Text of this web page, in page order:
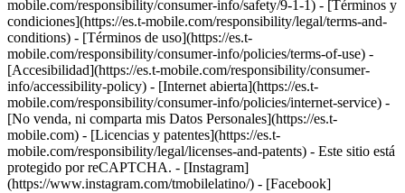
mobile.com/responsibility/consumer-info/safety/9-1-1) - [Términos y
condiciones](https://es.t-mobile.com/responsibility/legal/terms-and-
conditions) - [Términos de uso](https://es.t-
mobile.com/responsibility/consumer-info/policies/terms-of-use) -
[Accesibilidad](https://es.t-mobile.com/responsibility/consumer-
info/accessibility-policy) - [Internet abierta](https://es.t-
mobile.com/responsibility/consumer-info/policies/internet-service) -
[No venda, ni comparta mis Datos Personales](https://es.t-
mobile.com) - [Licencias y patentes](https://es.t-
mobile.com/responsibility/legal/licenses-and-patents) - Este sitio está
protegido por reCAPTCHA. - [Instagram]
(https://www.instagram.com/tmobilelatino/) - [Facebook]